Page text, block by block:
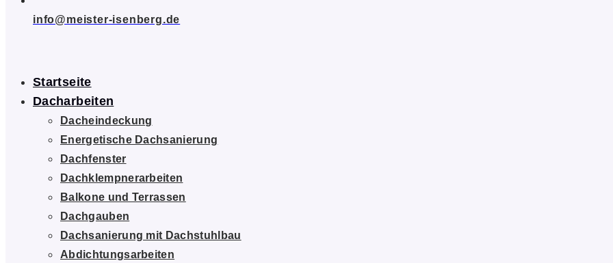
info@meister-isenberg.de
Startseite
Dacharbeiten
Dacheindeckung
Energetische Dachsanierung
Dachfenster
Dachklempnerarbeiten
Balkone und Terrassen
Dachgauben
Dachsanierung mit Dachstuhlbau
Abdichtungsarbeiten